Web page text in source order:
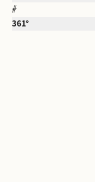
#
361°